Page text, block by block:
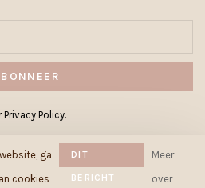
Policy.
ga
cookies
DIT
BERICHT
Meer
over